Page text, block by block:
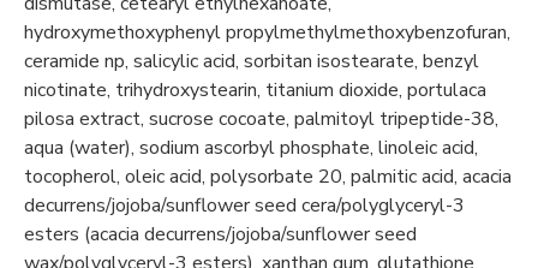
hydroxymethoxyphenyl propylmethylmethoxybenzofuran,
ceramide np, salicylic acid, sorbitan isostearate, benzyl
nicotinate, trihydroxystearin, titanium dioxide, portulaca
pilosa extract, sucrose cocoate, palmitoyl tripeptide-38,
aqua (water), sodium ascorbyl phosphate, linoleic acid,
tocopherol, oleic acid, polysorbate 20, palmitic acid, acacia
decurrens/jojoba/sunflower seed cera/polyglyceryl-3
esters (acacia decurrens/jojoba/sunflower seed